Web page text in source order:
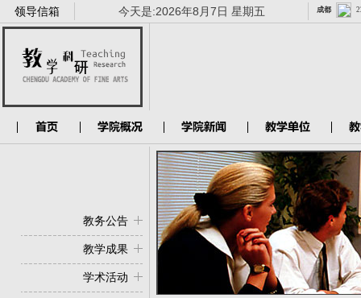
领导信箱 今天是:2026年8月7日 星期五
教务公告
教学成果
学术活动